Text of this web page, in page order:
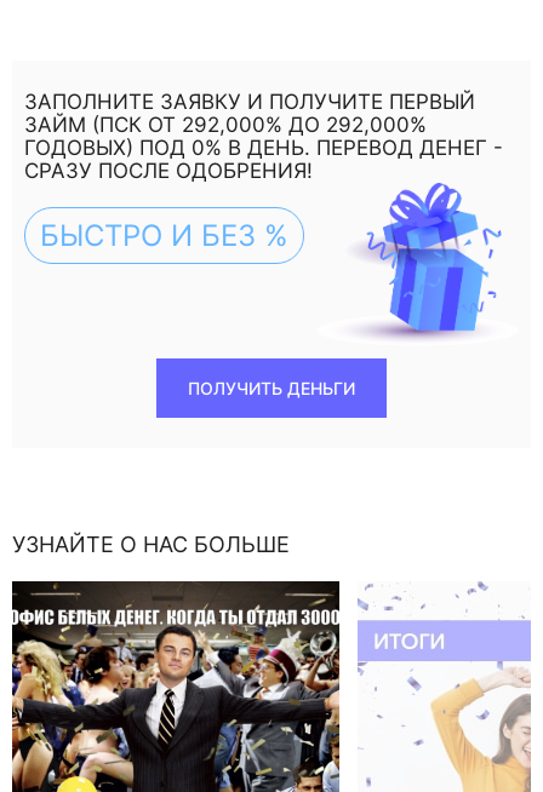
ЗАПОЛНИТЕ ЗАЯВКУ И ПОЛУЧИТЕ ПЕРВЫЙ
ЗАЙМ (ПСК ОТ 292,000% ДО 292,000%
ГОДОВЫХ) ПОД 0% В ДЕНЬ. ПЕРЕВОД ДЕНЕГ -
СРАЗУ ПОСЛЕ ОДОБРЕНИЯ!
БЫСТРО И БЕЗ %
ПОЛУЧИТЬ ДЕНЬГИ
УЗНАЙТЕ О НАС БОЛЬШЕ